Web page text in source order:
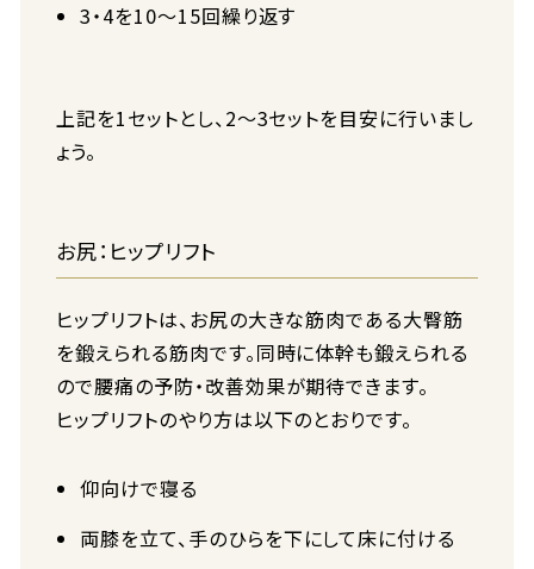
3・4を10〜15回繰り返す
上記を1セットとし、2〜3セットを目安に行いまし
ょう。
お尻：ヒップリフト
ヒップリフトは、お尻の大きな筋肉である大臀筋
を鍛えられる筋肉です。同時に体幹も鍛えられる
ので腰痛の予防・改善効果が期待できます。
ヒップリフトのやり方は以下のとおりです。
仰向けで寝る
両膝を立て、手のひらを下にして床に付ける